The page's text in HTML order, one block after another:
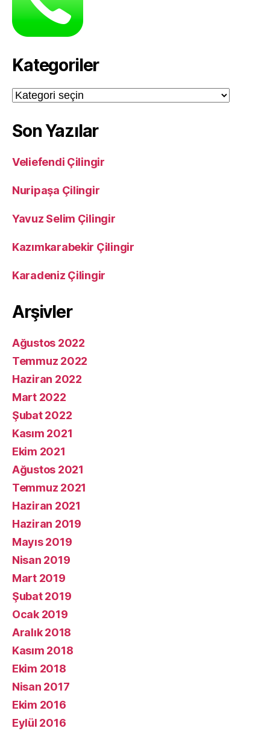
Kategoriler
Kategoriler
Son Yazılar
Veliefendi Çilingir
Nuripaşa Çilingir
Yavuz Selim Çilingir
Kazımkarabekir Çilingir
Karadeniz Çilingir
Arşivler
Ağustos 2022
Temmuz 2022
Haziran 2022
Mart 2022
Şubat 2022
Kasım 2021
Ekim 2021
Ağustos 2021
Temmuz 2021
Haziran 2021
Haziran 2019
Mayıs 2019
Nisan 2019
Mart 2019
Şubat 2019
Ocak 2019
Aralık 2018
Kasım 2018
Ekim 2018
Nisan 2017
Ekim 2016
Eylül 2016